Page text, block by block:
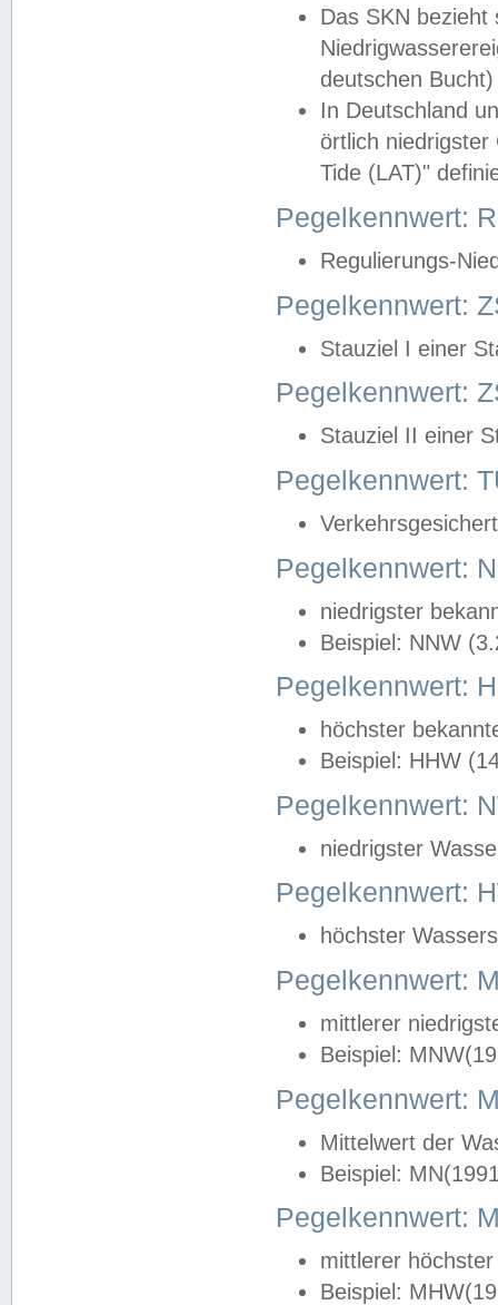
Das SKN
deutschen
In Deutschland
örtlich
Tide (LAT)"
Pegelkennwert:
Regulierungs-
Pegelkennwert:
Stauziel I einer
Pegelkennwert:
Stauziel II einer
Pegelkennwert:
Pegelkennwert:
niedrigster
Beispiel: NNW
Pegelkennwert:
höchster
Beispiel: HHW
Pegelkennwert:
niedrigster
Pegelkennwert:
höchster
Pegelkennwert:
mittlerer
Beispiel:
Pegelkennwert:
Mittelwert der
Beispiel:
Pegelkennwert:
mittlerer
Beispiel: